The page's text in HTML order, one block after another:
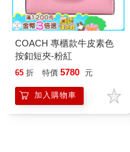
COACH 專櫃款牛皮素色
按釦短夾-粉紅
65 折 特價 5780 元
加入購物車